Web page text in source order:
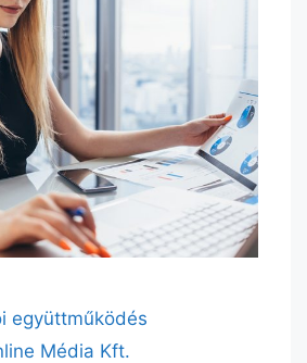
együttműködés
Média Kft.